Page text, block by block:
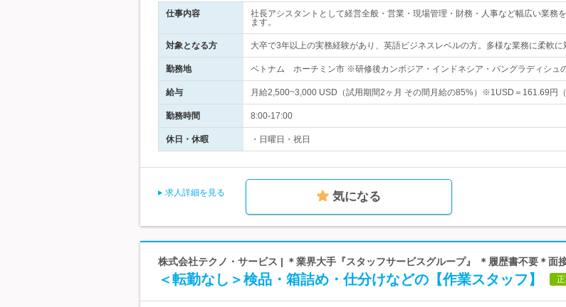
仕事内容
社長アシスタントとして経営全般・営業・現場管理・財務・人事など幅広い業務
ます。
対象となる方 大卒で3年以上の実務経験があり、英語ビジネスレベルの方。多様な業務に柔軟に
勤務地 ベトナム ホーチミン市 ※研修後カンボジア・インドネシア・バングラディシュ
給与 月給2,500~3,000 USD（試用期間2ヶ月 その間月給の85%）※1USD＝161.69円
勤務時間 8:00-17:00
休日・休暇 ・日曜日・祝日
求人詳細を見る 気になる
株式会社テクノ・サービス | ＊業界大手『スタッフサービスグループ』 ＊履歴書不要＊面
＜転勤なし＞検品・箱詰め・仕分けなどの【作業スタッフ】